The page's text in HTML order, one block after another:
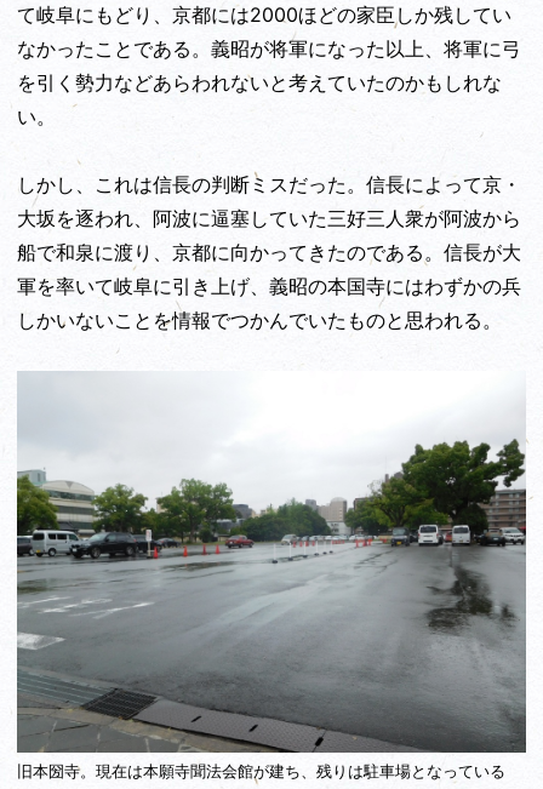
て岐阜にもどり、京都には2000ほどの家臣しか残してい
なかったことである。義昭が将軍になった以上、将軍に弓
を引く勢力などあらわれないと考えていたのかもしれな
い。
しかし、これは信長の判断ミスだった。信長によって京・
大坂を逐われ、阿波に逼塞していた三好三人衆が阿波から
船で和泉に渡り、京都に向かってきたのである。信長が大
軍を率いて岐阜に引き上げ、義昭の本国寺にはわずかの兵
しかいないことを情報でつかんでいたものと思われる。
旧本圀寺。現在は本願寺聞法会館が建ち、残りは駐車場となっている